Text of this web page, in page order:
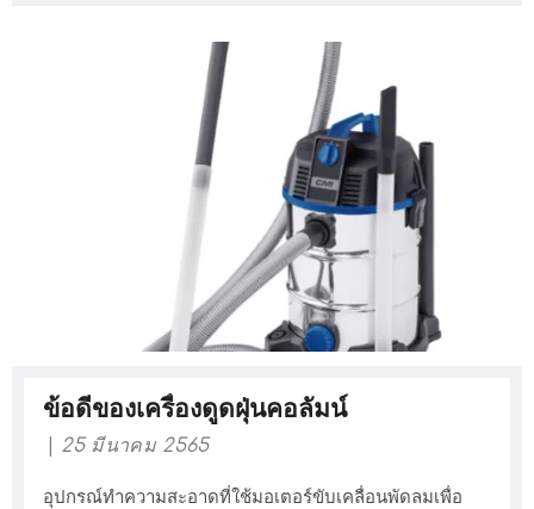
ข้อดีของเครื่องดูดฝุ่นคอลัมน์
25 มีนาคม 2565
อุปกรณ์ทำความสะอาดที่ใช้มอเตอร์ขับเคลื่อนพัดลมเพื่อ